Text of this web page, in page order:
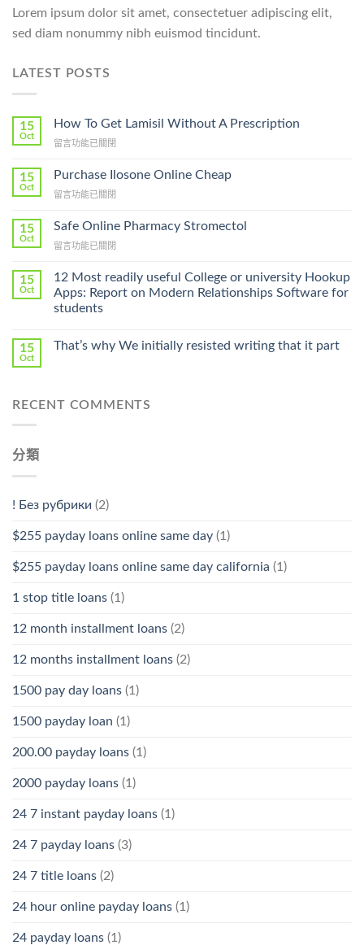
Lorem ipsum dolor sit amet, consectetuer adipiscing elit,
sed diam nonummy nibh euismod tincidunt.
LATEST POSTS
15
Oct
How To Get Lamisil Without A Prescription
在
To
Lamisil
A
Prescription〉
留言功能已關閉
15
Oct
Purchase Ilosone Online Cheap
在
Ilosone
Cheap〉
留言功能已關閉
15
Oct
Safe Online Pharmacy Stromectol
在
Online
Pharmacy
Stromectol〉
中
留言功能已關閉
15
Oct
12 Most readily useful College or university Hookup
Apps: Report on Modern Relationships Software for
students
15
Oct
That’s why We initially resisted writing that it part
RECENT COMMENTS
分類
! Без рубрики (2)
$255 payday loans online same day (1)
$255 payday loans online same day california (1)
1 stop title loans (1)
12 month installment loans (2)
12 months installment loans (2)
1500 pay day loans (1)
1500 payday loan (1)
200.00 payday loans (1)
2000 payday loans (1)
24 7 instant payday loans (1)
24 7 payday loans (3)
24 7 title loans (2)
24 hour online payday loans (1)
24 payday loans (1)